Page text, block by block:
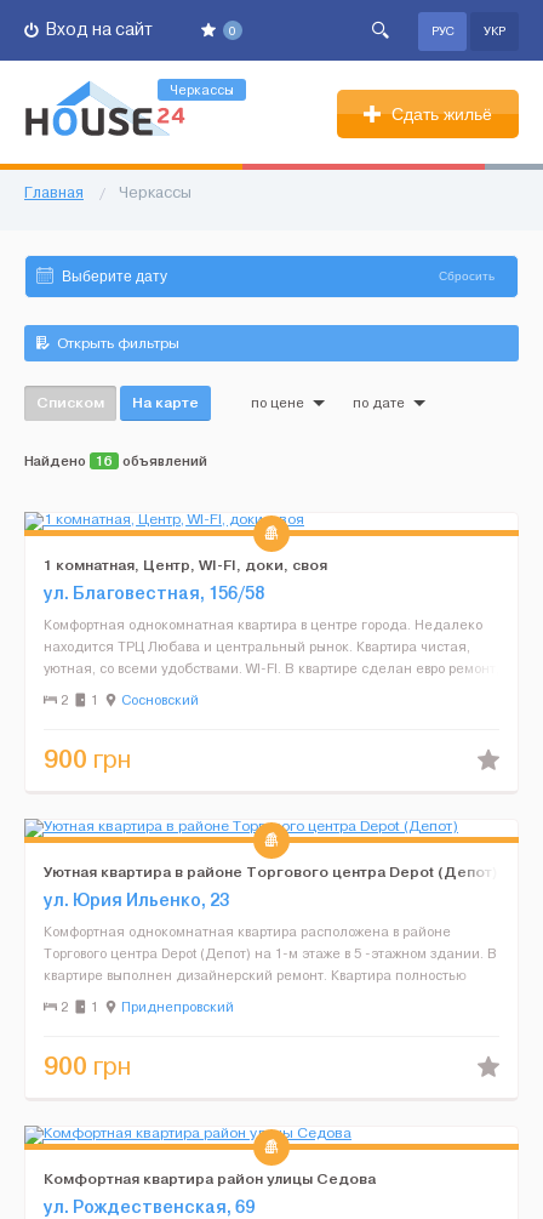
0
Вход на сайт РУС УКР
Черкассы
Сдать жильё
Главная / Черкассы
Сбросить
Открыть фильтры
Списком На карте по цене по дате
Найдено 16 объявлений
1 комнатная, Центр, WI-FI, доки, своя
ул. Благовестная, 156/58
Комфортная однокомнатная квартира в центре города. Недалеко
находится ТРЦ Любава и центральный рынок. Квартира чистая,
уютная, со всеми удобствами. WI-FI. В квартире сделан евро ремонт,
новая мебель и вся бытовая техника. Всегда г...
2 1 Сосновский
900 грн
Уютная квартира в районе Торгового центра Depot (Депот)
ул. Юрия Ильенко, 23
Комфортная однокомнатная квартира расположена в районе
Торгового центра Depot (Депот) на 1-м этаже в 5 -этажном здании. В
квартире выполнен дизайнерский ремонт. Квартира полностью
меблирована и укомплектована необходимой техникой ...
2 1 Приднепровский
900 грн
Комфортная квартира район улицы Седова
ул. Рождественская, 69